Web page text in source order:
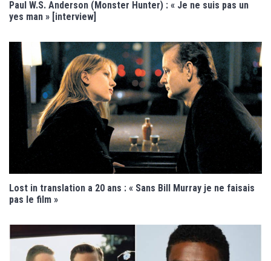
Paul W.S. Anderson (Monster Hunter) : « Je ne suis pas un
yes man » [interview]
Lost in translation a 20 ans : « Sans Bill Murray je ne faisais
pas le film »